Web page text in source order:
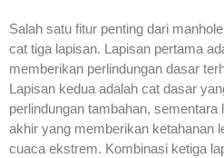
Salah satu fitur penting dari
cat tiga lapisan. Lapisan pertama
memberikan perlindungan dasar
Lapisan kedua adalah cat dasar
perlindungan tambahan, sementara
akhir yang memberikan ketahanan
cuaca ekstrem. Kombinasi ketiga